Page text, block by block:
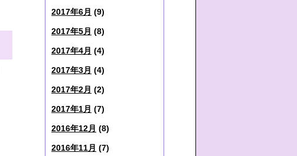
2017年6月 (9)
2017年5月 (8)
2017年4月 (4)
2017年3月 (4)
2017年2月 (2)
2017年1月 (7)
2016年12月 (8)
2016年11月 (7)